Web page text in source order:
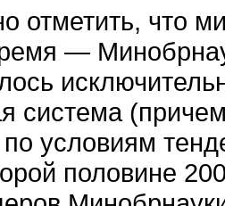
отметить, что
—
система
условиям
половине